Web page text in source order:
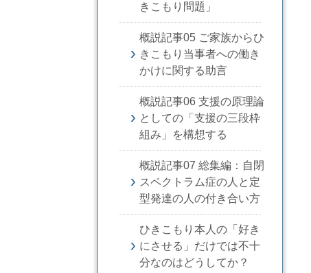
きこもり問題」
概説記事05 ご家族からひ
きこもり当事者への働き
かけに関する助言
概説記事06 支援の原理論
としての「支援の三段枠
組み」を構想する
概説記事07 総集編：自閉
スペクトラム症の人と定
型発達の人の付き合い方
ひきこもり本人の「好き
にさせる」だけでは不十
分なのはどうしてか？